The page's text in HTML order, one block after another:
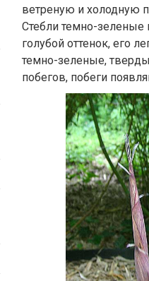
ветреную и холодную
Стебли темно-
голубой оттенок, его
темно-зеленые,
побегов, побеги